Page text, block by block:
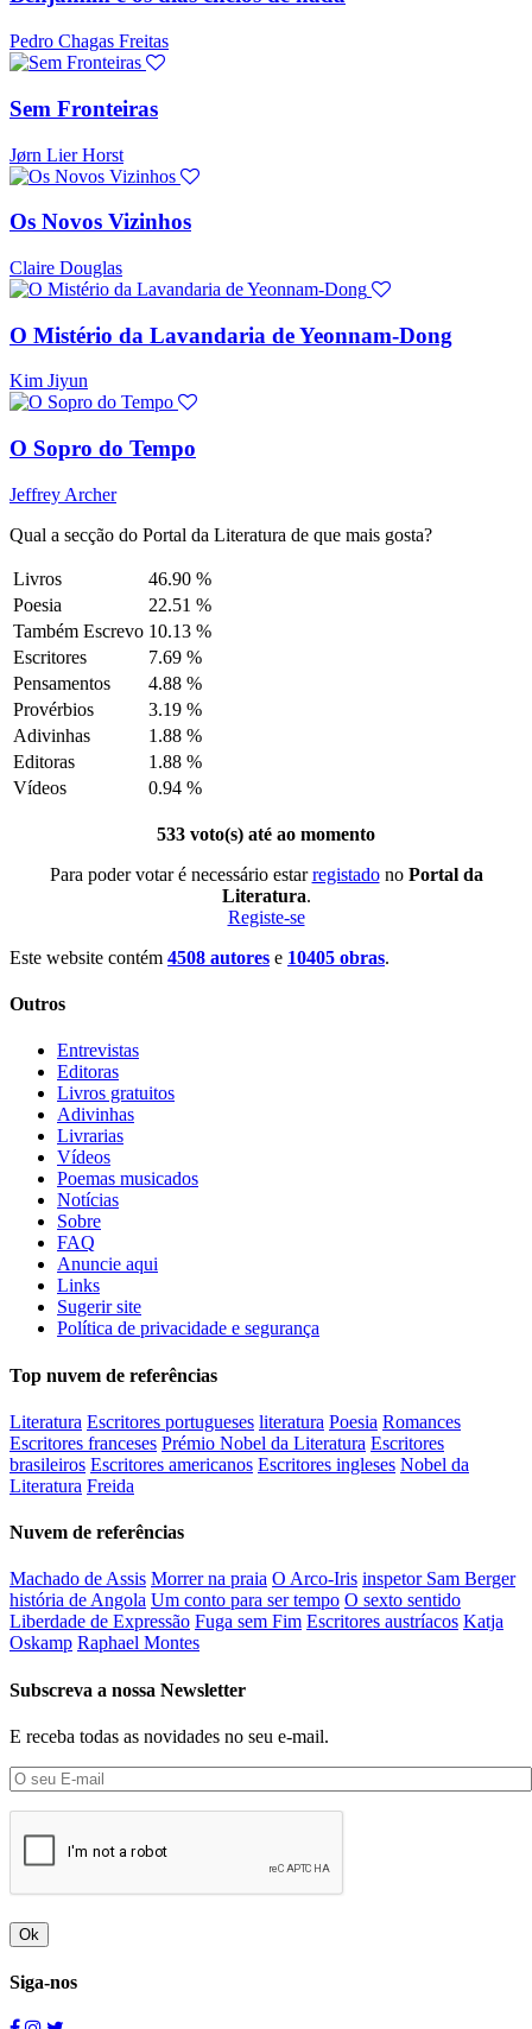
Pedro Chagas Freitas
Sem Fronteiras
Jørn Lier Horst
Os Novos Vizinhos
Claire Douglas
O Mistério da Lavandaria de Yeonnam-Dong
Kim Jiyun
O Sopro do Tempo
Jeffrey Archer
Qual a secção do Portal da Literatura de que mais gosta?
Livros
46.90 %
Poesia
22.51 %
Também Escrevo 10.13 %
Escritores
7.69 %
Pensamentos
4.88 %
Provérbios
3.19 %
Adivinhas
1.88 %
Editoras
1.88 %
Vídeos
0.94 %
533 voto(s) até ao momento
Para poder votar é necessário estarregistadono Portal da
Literatura.
Registe-se
Este website contém 4508 autores e 10405 obras.
Outros
Entrevistas
Editoras
Livros gratuitos
Adivinhas
Livrarias
Vídeos
Poemas musicados
Notícias
Sobre
FAQ
Anuncie aqui
Links
Sugerir site
Política de privacidade e segurança
Top nuvem de referências
Literatura Escritores portugueses literatura Poesia Romances
Escritores franceses Prémio Nobel da Literatura Escritores
brasileiros Escritores americanos Escritores ingleses Nobel da
Literatura Freida
Nuvem de referências
Machado de Assis Morrer na praia O Arco-Iris inspetor Sam Berger
história de Angola Um conto para ser tempo O sexto sentido
Liberdade de Expressão Fuga sem Fim Escritores austríacos Katja
Oskamp Raphael Montes
Subscreva a nossa Newsletter
E receba todas as novidades no seu e-mail.
Ok
Siga-nos